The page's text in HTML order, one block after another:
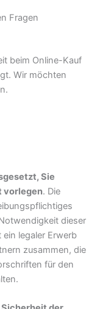
Fragen
beim Online-Kauf
Wir möchten
Sie
vorlegen. Die
dieser
legaler Erwerb
zusammen, die
für den